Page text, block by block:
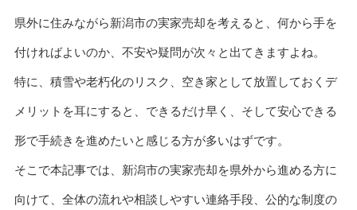
県外に住みながら新潟市の実家売却を考えると、何から手を
付ければよいのか、不安や疑問が次々と出てきますよね。
特に、積雪や老朽化のリスク、空き家として放置しておくデ
メリットを耳にすると、できるだけ早く、そして安心できる
形で手続きを進めたいと感じる方が多いはずです。
そこで本記事では、新潟市の実家売却を県外から進める方に
向けて、全体の流れや相談しやすい連絡手段、公的な制度の